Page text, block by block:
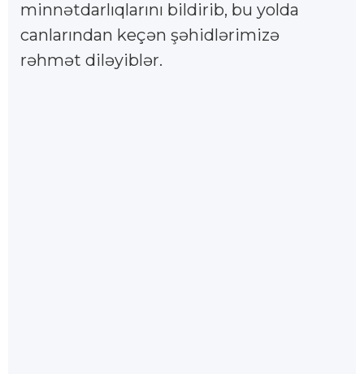
minnətdarlıqlarını bildirib, bu yolda
canlarından keçən şəhidlərimizə
rəhmət diləyiblər.